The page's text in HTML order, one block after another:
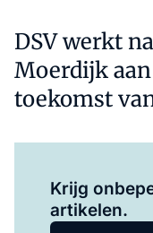
DSV werkt
Moerdijk
toekomst
Krijg
artikelen.